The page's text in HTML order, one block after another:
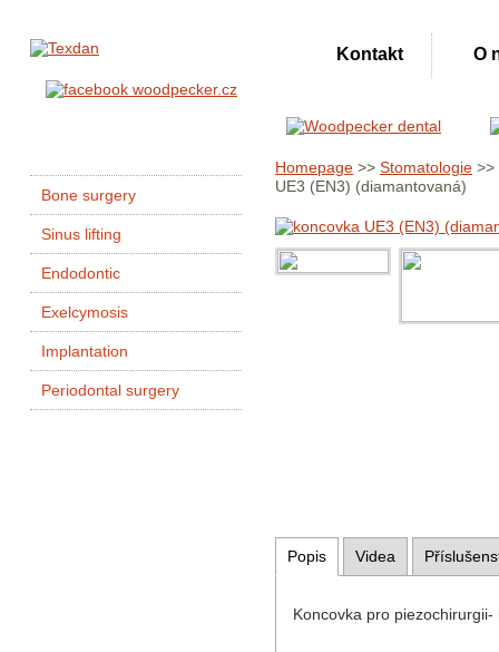
Kontakt O
Bone surgery
Sinus lifting
Endodontic
Exelcymosis
Implantation
Periodontal surgery
Homepage >> Stomatologie >>
UE3 (EN3) (diamantovaná)
Popis Videa
Koncovka pro